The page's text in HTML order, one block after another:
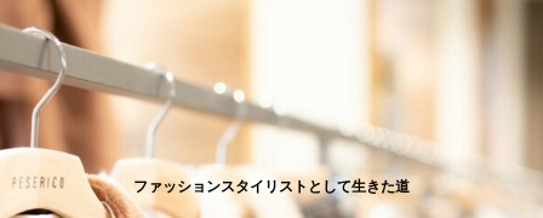
ファッションスタイリストとして生きた道